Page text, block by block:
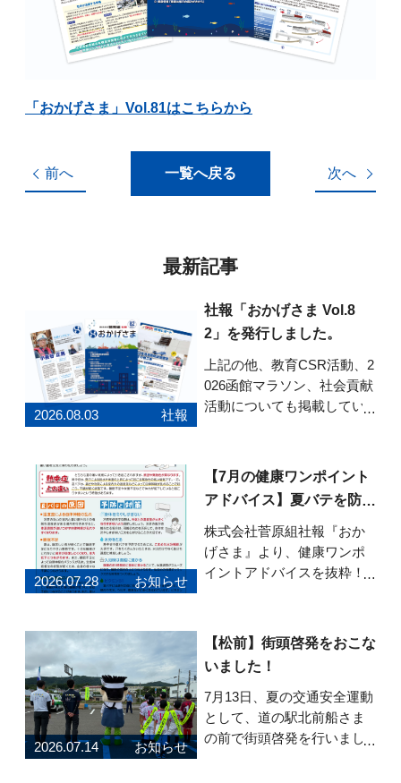
「おかげさま」Vol.81はこちらから
前へ 一覧へ戻る 次へ
最新記事
2026.08.03 社報
社報「おかげさま Vol.8
2」を発行しました。
上記の他、教育CSR活動、2
026函館マラソン、社会貢献
活動についても掲載してい
らから
2026.07.28 お知らせ
【7月の健康ワンポイント
アドバイス】夏バテを防ぐ
健康習慣
株式会社菅原組社報『おか
げさま』より、健康ワンポ
イントアドバイスを抜粋！7
健康習慣」です。 夏バテの
原因や熱中症との違い、暑
い季節を元気に乗り切るた
めのポイントを紹介してい
ます。 食事・睡眠・
2026.07.14 お知らせ
【松前】街頭啓発をおこな
いました！
7月13日、夏の交通安全運動
として、道の駅北前船さま
の前で街頭啓発を行いまし